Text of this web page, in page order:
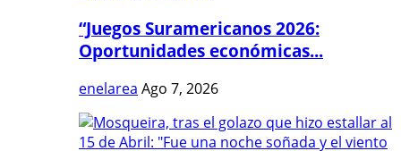
“Juegos Suramericanos 2026:
Oportunidades económicas...
enelarea Ago 7, 2026